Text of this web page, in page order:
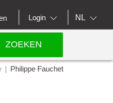
Login NL
ZOEKEN
Philippe Fauchet